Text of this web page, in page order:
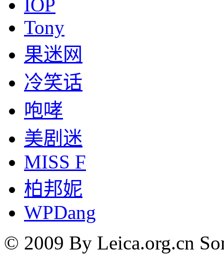
IOP
Tony
果迷网
冷笑话
咆哮
美剧迷
MISS F
柏邦妮
WPDang
© 2009 By Leica.org.cn